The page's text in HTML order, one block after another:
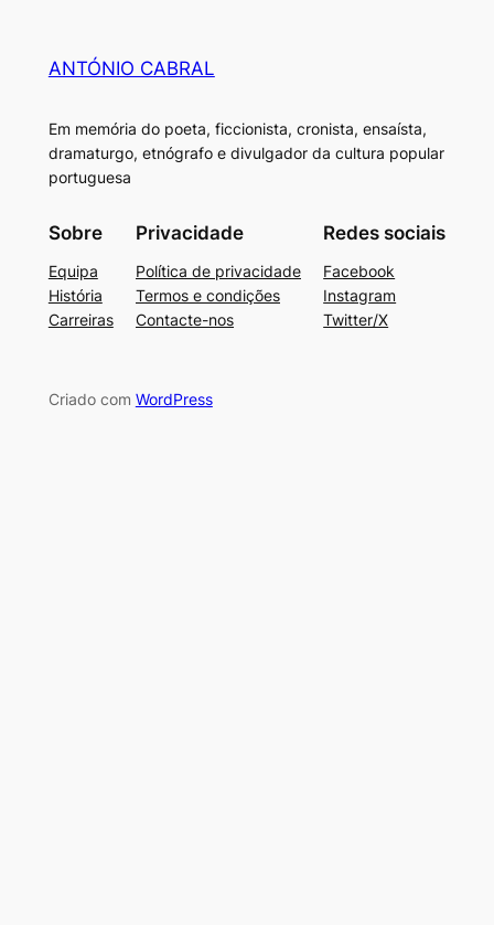
ANTÓNIO CABRAL
Em memória do poeta, ficcionista, cronista, ensaísta,
dramaturgo, etnógrafo e divulgador da cultura popular
portuguesa
Sobre
Equipa
História
Carreiras
Privacidade
Política de privacidade
Termos e condições
Contacte-nos
Redes sociais
Facebook
Instagram
Twitter/X
Criado com WordPress